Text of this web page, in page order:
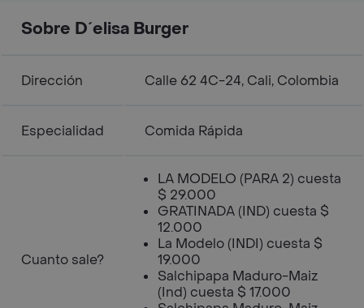
Sobre D´elisa Burger
Dirección Calle 62 4C-24, Cali, Colombia
Especialidad Comida Rápida
Cuanto sale?
LA MODELO (PARA 2) cuesta
$ 29.000
GRATINADA (IND) cuesta $
12.000
La Modelo (INDI) cuesta $
19.000
Salchipapa Maduro-Maiz
(Ind) cuesta $ 17.000